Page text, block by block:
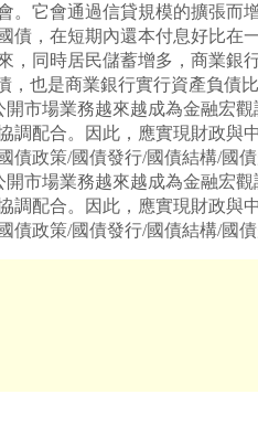
它會通過信貸規模的擴張而
，在短期內還本付息好比在
同時居民儲蓄增多，商業銀
也是商業銀行實行資產負債比
市場業務越來越成為金融宏
配合。因此，應實現財政與
政策/國債發行/國債結構/國
市場業務越來越成為金融宏
配合。因此，應實現財政與
政策/國債發行/國債結構/國